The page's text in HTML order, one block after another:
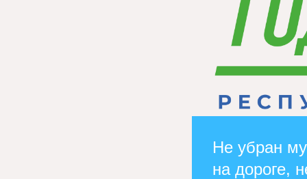
Не убран
на дороге,